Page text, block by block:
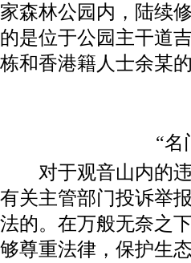
家森林公园内，陆续
的是位于公园主干道
栋和香港籍人士余某
“名
对于观音山内的违
有关主管部门投诉举
法的。在万般无奈之
够尊重法律，保护生